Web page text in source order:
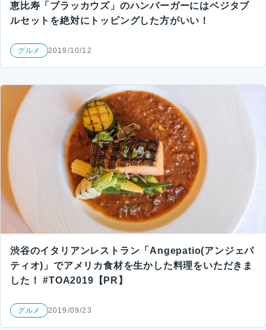
恵比寿「ブラッカウズ」のハンバーガーにはベジタブ
ルセットを絶対にトッピングした方がいい！
グルメ 2019/10/12
渋谷のイタリアンレストラン「Angepatio(アンジェパ
ティオ)」でアメリカ食材を生かした料理をいただきま
した！ #TOA2019【PR】
グルメ 2019/09/23